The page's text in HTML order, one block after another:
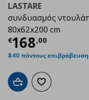
LASTARE
συνδυασμός
80x62x200 cm
€168,00
Τρέχουσα
840 πόντους
Προσθήκη στο καλάθι
Προσθήκη στα